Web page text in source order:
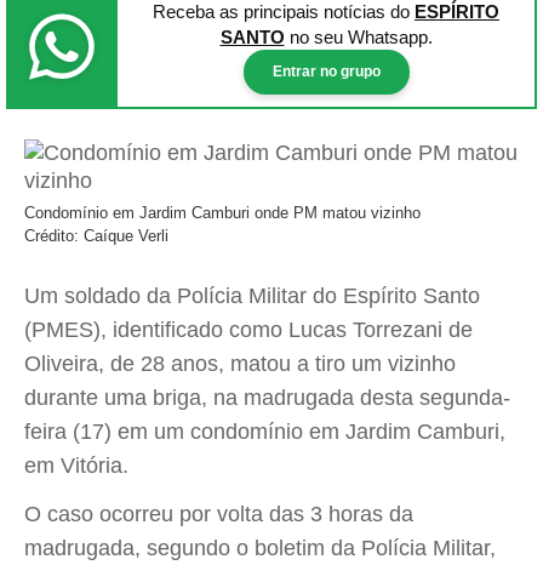
Receba as principais notícias do ESPÍRITO
SANTO no seu Whatsapp.
Entrar no grupo
Condomínio em Jardim Camburi onde PM matou vizinho
Crédito: Caíque Verli
Um soldado da Polícia Militar do Espírito Santo
(PMES), identificado como Lucas Torrezani de
Oliveira, de 28 anos, matou a tiro um vizinho
durante uma briga, na madrugada desta segunda-
feira (17) em um condomínio em Jardim Camburi,
em Vitória.
O caso ocorreu por volta das 3 horas da
madrugada, segundo o boletim da Polícia Militar,